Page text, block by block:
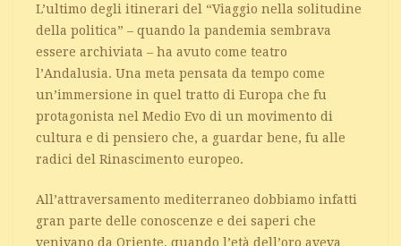
L’ultimo degli itinerari del “Viaggio nella solitudine
della politica” – quando la pandemia sembrava
essere archiviata – ha avuto come teatro
l’Andalusia. Una meta pensata da tempo come
un’immersione in quel tratto di Europa che fu
protagonista nel Medio Evo di un movimento di
cultura e di pensiero che, a guardar bene, fu alle
radici del Rinascimento europeo.
All’attraversamento mediterraneo dobbiamo infatti
gran parte delle conoscenze e dei saperi che
venivano da Oriente, quando l’età dell’oro aveva